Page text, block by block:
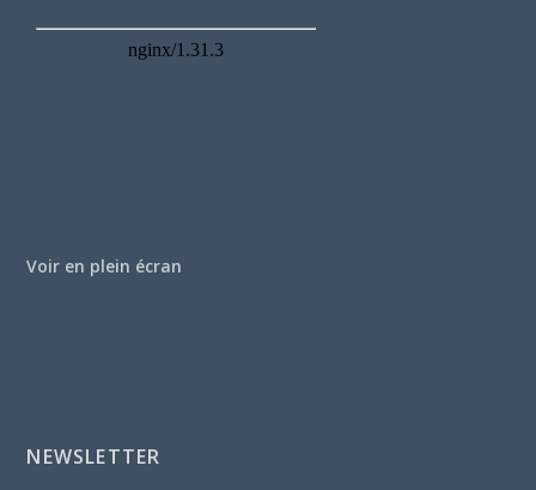
Voir en plein écran
NEWSLETTER